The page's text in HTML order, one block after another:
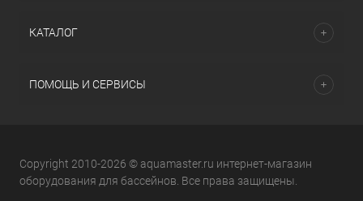
КАТАЛОГ
ПОМОЩЬ И СЕРВИСЫ
Copyright 2010-2026 © aquamaster.ru интернет-магазин
оборудования для бассейнов. Все права защищены.